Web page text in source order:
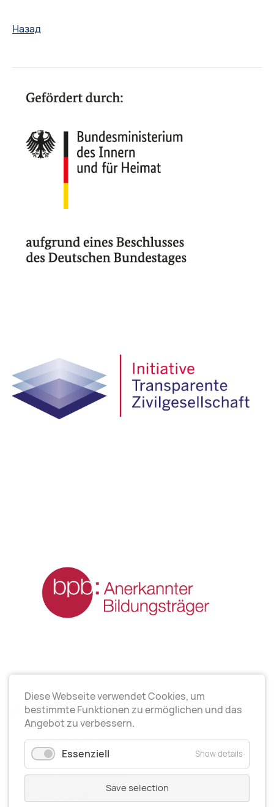
Назад
Arbeitsrichtungen
Politische Bildung
Elternarbeit
Kinder- und Jugendarbeit
Diese Webseite verwendet Cookies, um
bestimmte Funktionen zu ermöglichen und das
Angebot zu verbessern.
Essenziell Show details
Save selection